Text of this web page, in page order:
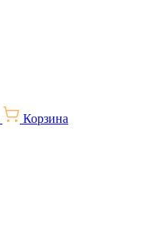
Корзина